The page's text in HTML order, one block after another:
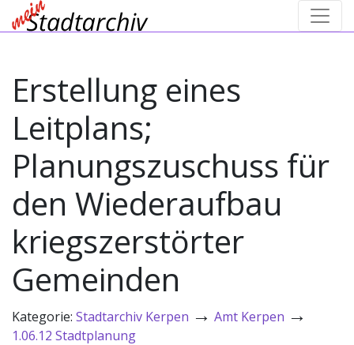
Erstellung eines
Leitplans;
Planungszuschuss für
den Wiederaufbau
kriegszerstörter
Gemeinden
Kategorie: Stadtarchiv Kerpen → Amt Kerpen →
1.06.12 Stadtplanung